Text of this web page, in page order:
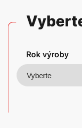
Rok výroby